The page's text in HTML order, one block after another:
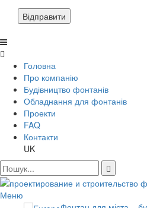
Відправити
Головна
Про компанію
Будівництво фонтанів
Обладнання для фонтанів
Проекти
FAQ
Контакти
UK
Меню